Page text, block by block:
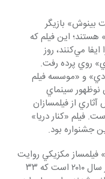
بينوش» بازيگر
اصلي فيلم «٣٣ نفر» هستند؛ اين فيلم كه
گروه بازيگران بين‌المللي شخصيت‌هاي آن را ايفا مي‌كنند، روز
هجدهم آبان، در جشنواره «اي‌اف‌آي» روي پرده رفت.
«آئودي» و «موسسه فيلم
نوظهور سينماي
نمايش آثاري از فيلمسازان
گنجانده است. فيلم «كنار دريا»
جشنواره بود.
فيلمساز مكزيكي روايت